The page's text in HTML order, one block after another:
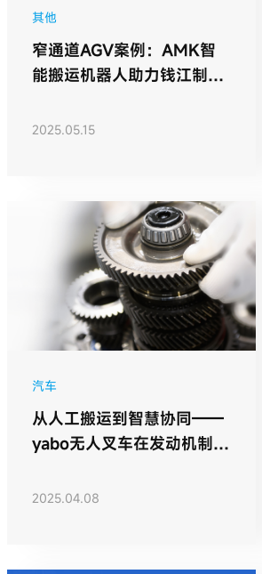
其他
​窄通道AGV案例：AMK智
能搬运机器人助力钱江制冷
2025.05.15
汽车
从人工搬运到智慧协同——
yabo无人叉车在发动机制造
2025.04.08